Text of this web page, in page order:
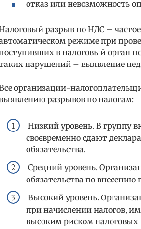
отказ или невозможность
разрыв по НДС –
режиме при
в налоговый орган
нарушений – выявление
организации-
разрывов по налогам:
Низкий уровень. В группу
своевременно сдают
обязательства.
Средний уровень.
обязательства по
Высокий уровень.
при начислении налогов,
высоким риском